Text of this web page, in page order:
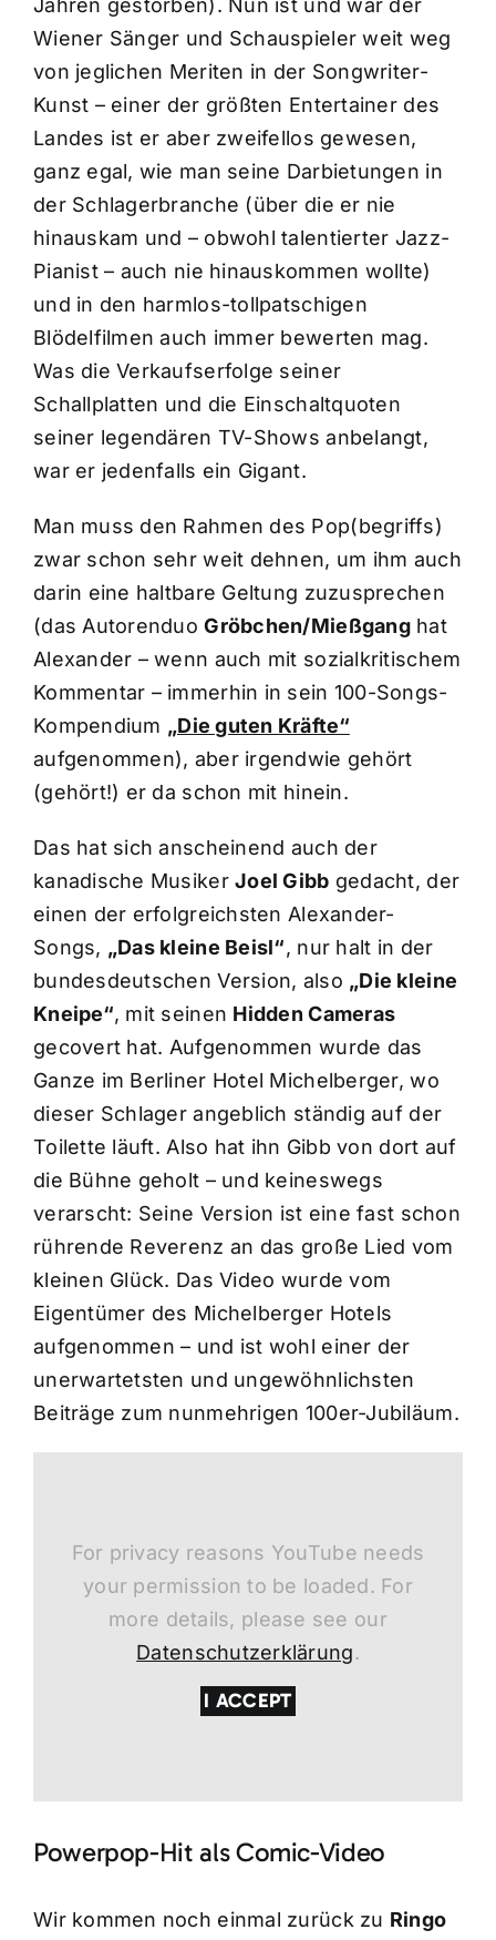
Jahren gestorben). Nun ist und war der
Wiener Sänger und Schauspieler weit weg
von jeglichen Meriten in der Songwriter-
Kunst – einer der größten Entertainer des
Landes ist er aber zweifellos gewesen,
ganz egal, wie man seine Darbietungen in
der Schlagerbranche (über die er nie
hinauskam und – obwohl talentierter Jazz-
Pianist – auch nie hinauskommen wollte)
und in den harmlos-tollpatschigen
Blödelfilmen auch immer bewerten mag.
Was die Verkaufserfolge seiner
Schallplatten und die Einschaltquoten
seiner legendären TV-Shows anbelangt,
war er jedenfalls ein Gigant.
Man muss den Rahmen des Pop(begriffs)
zwar schon sehr weit dehnen, um ihm auch
darin eine haltbare Geltung zuzusprechen
(das AutorenduoGröbchen/Mießganghat
Alexander – wenn auch mit sozialkritischem
Kommentar – immerhin in sein 100-Songs-
Kompendium „Die guten Kräfte“
aufgenommen), aber irgendwie gehört
(gehört!) er da schon mit hinein.
Das hat sich anscheinend auch der
kanadische MusikerJoel Gibb gedacht, der
einen der erfolgreichsten Alexander-
Songs, „Das kleine Beisl“, nur halt in der
bundesdeutschen Version, also „Die kleine
Kneipe“, mit seinen Hidden Cameras
gecovert hat. Aufgenommen wurde das
Ganze im Berliner Hotel Michelberger, wo
dieser Schlager angeblich ständig auf der
Toilette läuft. Also hat ihn Gibb von dort auf
die Bühne geholt – und keineswegs
verarscht: Seine Version ist eine fast schon
rührende Reverenz an das große Lied vom
kleinen Glück. Das Video wurde vom
Eigentümer des Michelberger Hotels
aufgenommen – und ist wohl einer der
unerwartetsten und ungewöhnlichsten
Beiträge zum nunmehrigen 100er-Jubiläum.
For privacy reasons YouTube needs
your permission to be loaded. For
more details, please see our
Datenschutzerklärung.
I ACCEPT
Powerpop-Hit als Comic-Video
Wir kommen noch einmal zurück zu Ringo